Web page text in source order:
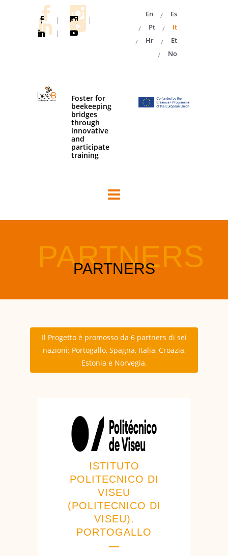
|
|
|
En
Es
Pt
It
Hr
Et
No
Foster for
beekeeping
bridges
through
innovative
and
participate
training
Il Progetto è promosso da 6 partners di sei
nazioni: Portogallo, Spagna, Italia, Croazia,
Estonia e Norvegia.
ISTITUTO
POLITECNICO DI
VISEU
(POLITECNICO DI
VISEU).
PORTOGALLO